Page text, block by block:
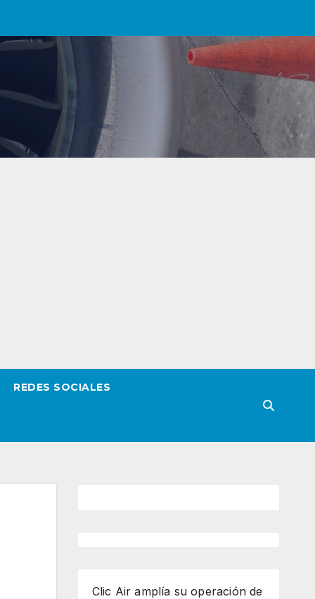
REDES SOCIALES
Clic Air amplía su operación de